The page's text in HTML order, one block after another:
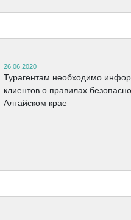
26.06.2020
Турагентам необходимо
клиентов о правилах
Алтайском крае